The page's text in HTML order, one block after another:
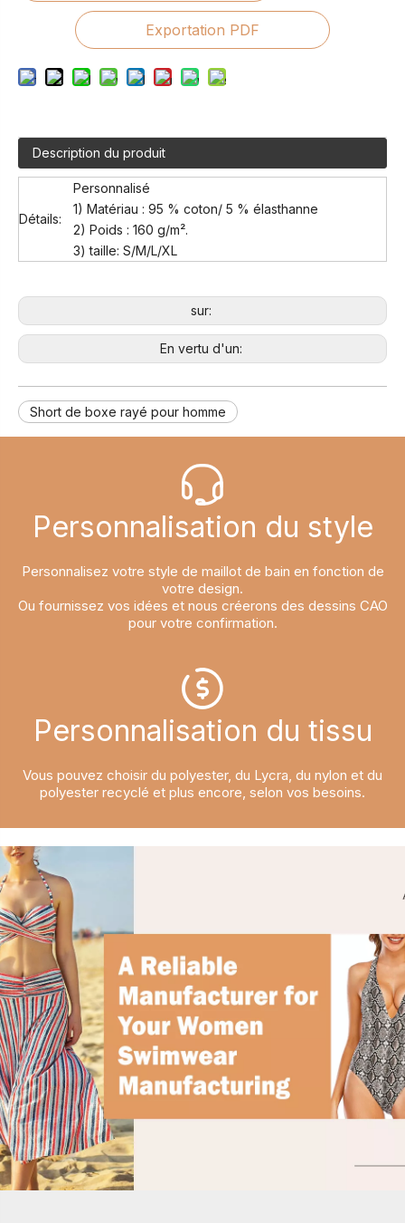
Exportation PDF
Description du produit
Détails:
Personnalisé
1) Matériau : 95 % coton/ 5 % élasthanne
2) Poids : 160 g/m².
3) taille: S/M/L/XL
sur:
En vertu d'un:
Short de boxe rayé pour homme
Personnalisation du style​​​​​​​
Personnalisez votre style de maillot de bain en fonction de
votre design.
Ou fournissez vos idées et nous créerons des dessins CAO
pour votre confirmation.
Personnalisation du tissu​​​​​​​
Vous pouvez choisir du polyester, du Lycra, du nylon et du
polyester recyclé et plus encore, selon vos besoins.